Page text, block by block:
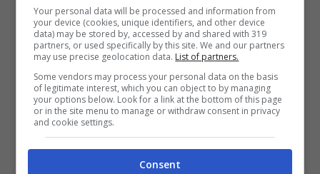
Processore Kirin 950 Octa-Core
(4×2,3GHz + 4×1,8GHz)
4GB di RAM e 32GB di memoria
interna, espandibili con microSD fino a
128GB
Batteria da 3,000mAh con ricarica
rapida
Your personal data will be processed and information from
your device (cookies, unique identifiers, and other device
data) may be stored by, accessed by and shared with 319
partners, or used specifically by this site. We and our partners
may use precise geolocation data. List of partners.
Some vendors may process your personal data on the basis
of legitimate interest, which you can object to by managing
your options below. Look for a link at the bottom of this page
or in the site menu to manage or withdraw consent in privacy
and cookie settings.
Consent